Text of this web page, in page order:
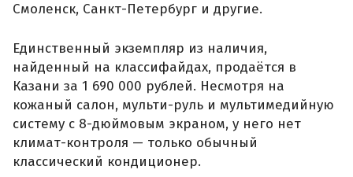
Смоленск, Санкт-Петербург и другие.
Единственный экземпляр из наличия,
найденный на классифайдах, продаётся в
Казани за 1 690 000 рублей. Несмотря на
кожаный салон, мульти-руль и мультимедийную
систему с 8-дюймовым экраном, у него нет
климат-контроля — только обычный
классический кондиционер.